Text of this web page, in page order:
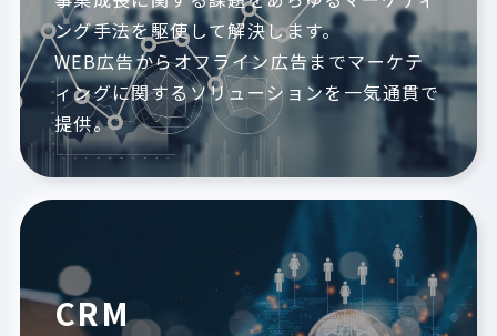
ング手法を駆使して解決します。
WEB広告からオフライン広告までマーケテ
ィングに関するソリューションを一気通貫で
提供。
CRM